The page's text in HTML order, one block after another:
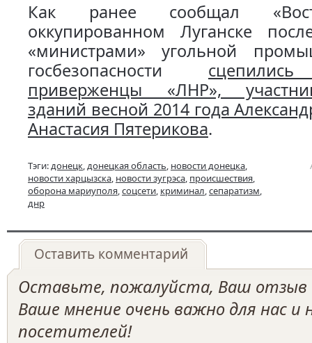
Как ранее сообщал
оккупированном Луганске
«министрами» угольной
госбезопасности
приверженцы «ЛНР»,
зданий весной 2014 года
Анастасия Пятерикова.
Тэги:донецк,донецкая область, новости донецка,
новости харцызска, новости зугрэса, происшествия,
оборона мариуполя,соцсети, криминал,сепаратизм,
днр
Оставить комментарий
Оставьте, пожалуйста, Ваш отзыв
Ваше мнение очень важно для нас и
посетителей!